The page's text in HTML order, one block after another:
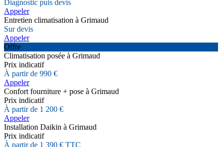
Diagnostic puis devis
Appeler
Entretien climatisation à Grimaud
Sur devis
Appeler
Offre
Climatisation posée à Grimaud
Prix indicatif
À partir de 990 €
Appeler
Confort fourniture + pose à Grimaud
Prix indicatif
À partir de 1 200 €
Appeler
Installation Daikin à Grimaud
Prix indicatif
À partir de 1 390 € TTC